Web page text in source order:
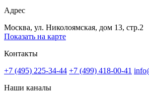
Адрес
Москва, ул. Николоямская, дом 13, стр.2
Показать на карте
Контакты
+7 (495) 225-34-44 +7 (499) 418-00-41
Наши каналы